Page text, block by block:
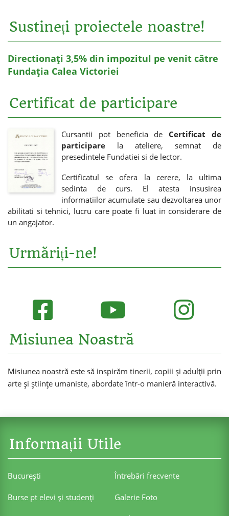
Sustineți proiectele noastre!
Directionați 3,5% din impozitul pe venit către
Fundația Calea Victoriei
Certificat de participare
Cursantii pot beneficia de Certificat de
participare la ateliere, semnat de
presedintele Fundatiei si de lector.
Certificatul se ofera la cerere, la ultima
sedinta de curs. El atesta insusirea
informatiilor acumulate sau dezvoltarea unor
abilitati si tehnici, lucru care poate fi luat in considerare de
un angajator.
Urmăriți-ne!
Misiunea Noastră
Misiunea noastră este să inspirăm tinerii, copiii și adulții prin
arte și științe umaniste, abordate într-o manieră interactivă.
Informații Utile
Bucureşti Întrebări frecvente
Burse pt elevi şi studenţi Galerie Foto